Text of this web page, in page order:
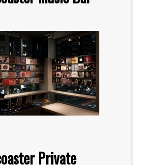
Private